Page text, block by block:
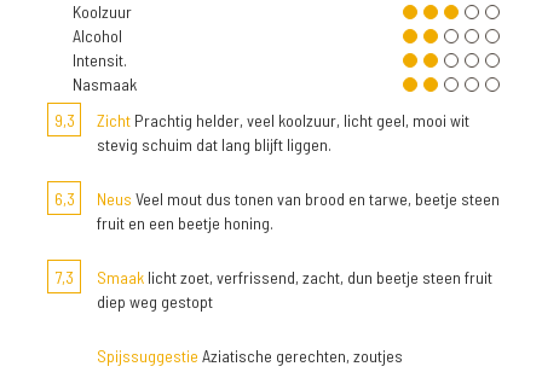
Koolzuur
Alcohol
Intensit.
Nasmaak
9,3
Zicht Prachtig helder, veel koolzuur, licht geel, mooi wit
stevig schuim dat lang blijft liggen.
6,3 Neus Veel mout dus tonen van brood en tarwe, beetje steen
fruit en een beetje honing.
7,3 Smaak licht zoet, verfrissend, zacht, dun beetje steen fruit
diep weg gestopt
Spijssuggestie Aziatische gerechten, zoutjes